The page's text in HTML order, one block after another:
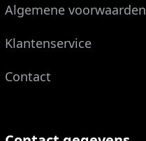
Algemene voorwaarden
Klantenservice
Contact